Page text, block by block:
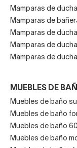
Mamparas de
Mamparas de
Mamparas de
Mamparas de
Mamparas de
MUEBLES DE
Muebles de baño
Muebles de baño
Muebles de baño
Muebles de baño